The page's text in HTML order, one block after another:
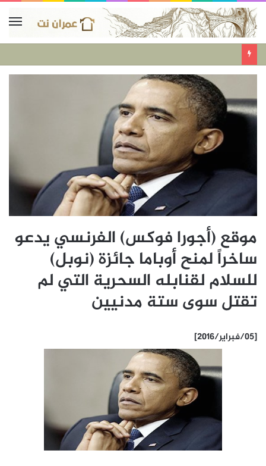
موقع (أجورا فوكس) الفرنسي يدعو
ساخراً لمنح أوباما جائزة (نوبل)
للسلام لقنابله السحرية التي لم
تقتل سوى ستة مدنيين
[05/فبراير/2016]